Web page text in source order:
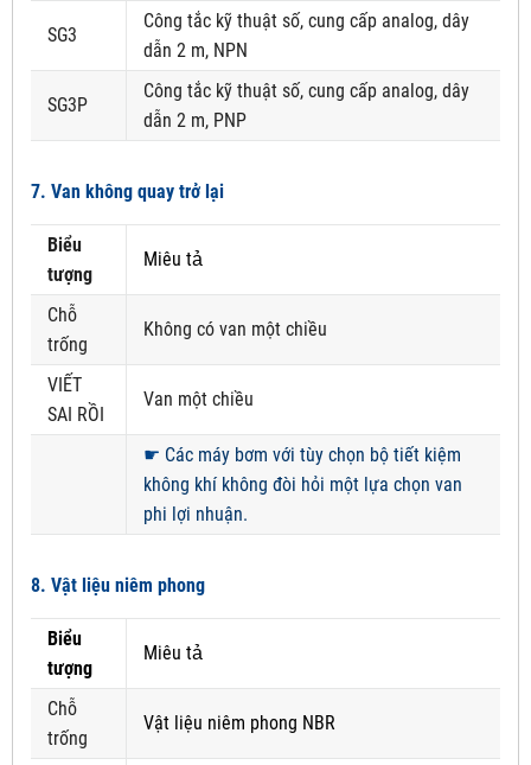
SG3
Công tắc kỹ thuật số, cung cấp analog, dây
dẫn 2 m, NPN
SG3P
Công tắc kỹ thuật số, cung cấp analog, dây
dẫn 2 m, PNP
7. Van không quay trở lại
Biểu
tượng
Miêu tả
Chỗ
trống
Không có van một chiều
VIẾT
SAI RỒI
Van một chiều
☛ Các máy bơm với tùy chọn bộ tiết kiệm
không khí không đòi hỏi một lựa chọn van
phi lợi nhuận.
8. Vật liệu niêm phong
Biểu
tượng
Miêu tả
Chỗ
trống
Vật liệu niêm phong NBR